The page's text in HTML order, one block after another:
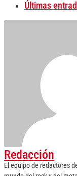
Últimas
Redacción
El equipo de redactores